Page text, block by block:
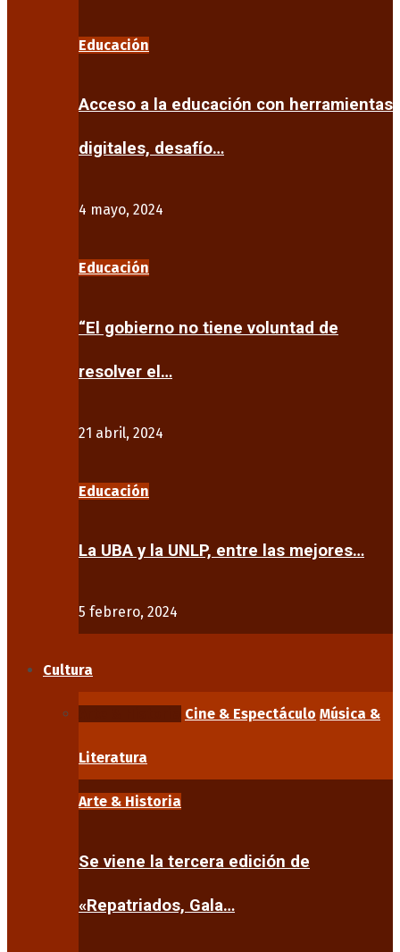
Educación
Acceso a la educación con herramientas
digitales, desafío…
4 mayo, 2024
Educación
“El gobierno no tiene voluntad de
resolver el…
21 abril, 2024
Educación
La UBA y la UNLP, entre las mejores…
5 febrero, 2024
Cultura
Cine & Espectáculo Música &
Literatura
Arte & Historia
Se viene la tercera edición de
«Repatriados, Gala…